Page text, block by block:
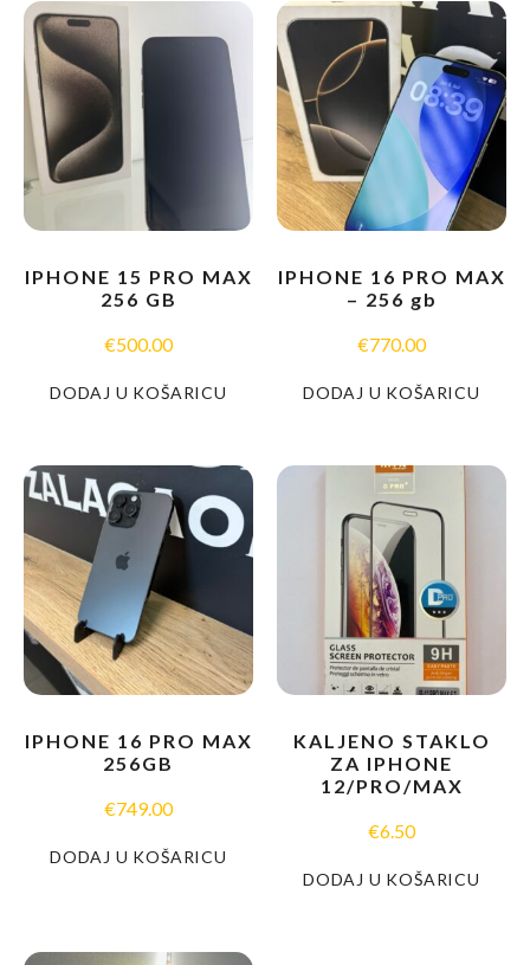
IPHONE 15 PRO MAX
256 GB
€500.00
DODAJ U KOŠARICU
IPHONE 16 PRO MAX
– 256 gb
€770.00
DODAJ U KOŠARICU
IPHONE 16 PRO MAX
256GB
€749.00
DODAJ U KOŠARICU
KALJENO STAKLO
ZA IPHONE
12/PRO/MAX
€6.50
DODAJ U KOŠARICU